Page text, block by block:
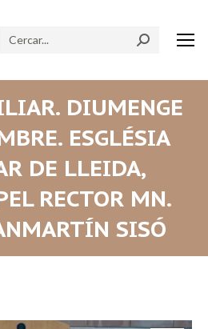
Search:
DIUMENGE
ESGLÉSIA
DE LLEIDA,
RECTOR MN.
SISÓ